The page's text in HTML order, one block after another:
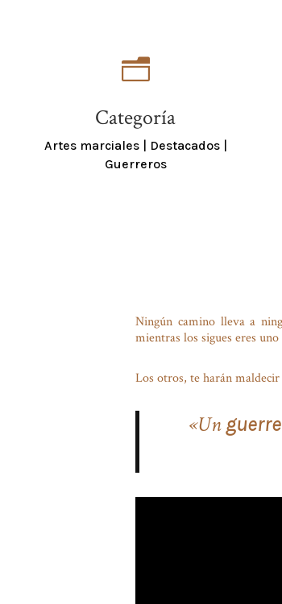
n
Categoría
Artes marciales| Destacados|
Guerreros
Ningún camino lleva a
mientras los sigues eres
Los otros, te harán
«Un